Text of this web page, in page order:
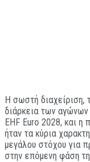
Η σωστή διαχείριση,
διάρκεια των
EHF Euro 2028, και
ήταν τα κύρια
μεγάλου στόχου για
στην επόμενη φάση